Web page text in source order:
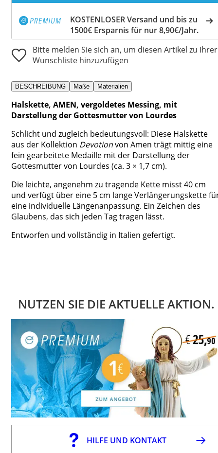
KOSTENLOSER Versand und bis zu
1500€ Ersparnis für nur 8,90€/Jahr.
Bitte melden Sie sich an, um diesen Artikel zu Ihrer
Wunschliste hinzuzufügen
BESCHREIBUNG Maße Materialien
Halskette, AMEN, vergoldetes Messing, mit
Darstellung der Gottesmutter von Lourdes
Schlicht und zugleich bedeutungsvoll: Diese Halskette
aus der Kollektion Devotionvon Amen trägt mittig eine
fein gearbeitete Medaille mit der Darstellung der
Gottesmutter von Lourdes (ca. 3 × 1,7 cm).
Die leichte, angenehm zu tragende Kette misst 40 cm
und verfügt über eine 5 cm lange Verlängerungskette
eine individuelle Längenanpassung. Ein Zeichen des
Glaubens, das sich jeden Tag tragen lässt.
Entworfen und vollständig in Italien gefertigt.
NUTZEN SIE DIE AKTUELLE AKTION.
HILFE UND KONTAKT